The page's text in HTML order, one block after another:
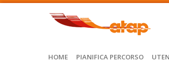
HOME PIANIFICA PERCORSO